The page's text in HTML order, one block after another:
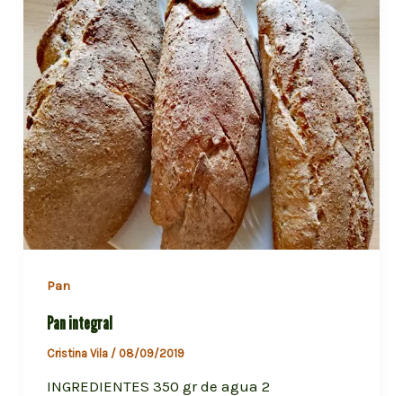
Pan
Pan integral
Cristina Vila / 08/09/2019
INGREDIENTES 350 gr de agua 2